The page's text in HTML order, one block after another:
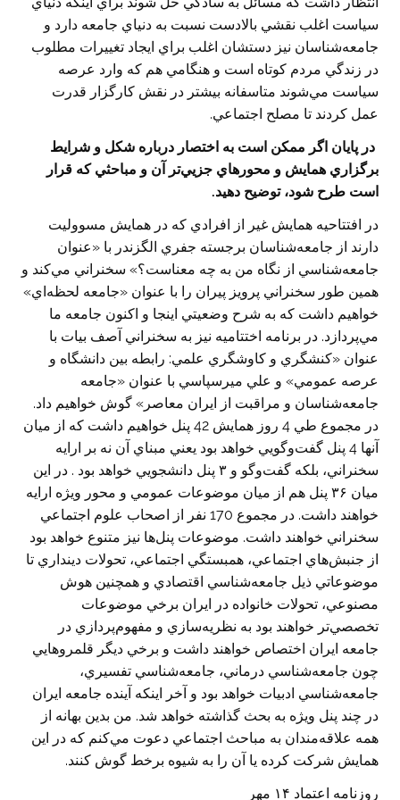
سياست اغلب نقشي بالادست نسبت به دنياي جامعه دارد و
جامعه‌شناسان نيز دستشان اغلب براي ايجاد تغييرات مطلوب
در زندگي مردم كوتاه است و هنگامي هم كه وارد عرصه
سياست مي‌شوند متاسفانه بيشتر در نقش كارگزار قدرت
عمل كردند تا مصلح اجتماعي.
‌در پايان اگر ممكن است به اختصار درباره شكل و شرايط
برگزاري همايش و محورهاي جزيي‌تر آن و مباحثي كه قرار
است طرح شود، توضيح دهيد.
در افتتاحيه همايش غير از افرادي كه در همايش مسووليت
دارند از جامعه‌شناسان برجسته جفري الگزندر با «عنوان
جامعه‌شناسي از نگاه من به چه معناست؟» سخنراني مي‌كند و
همين طور سخنراني پرويز پيران را با عنوان «جامعه لحظه‌اي»
خواهيم داشت كه به شرح وضعيتي اينجا و اكنون جامعه ما
مي‌پردازد. در برنامه اختتاميه نيز به سخنراني آصف بيات با
عنوان «كنشگري و كاوشگري علمي: رابطه بين دانشگاه و
عرصه عمومي» و علي ميرسپاسي با عنوان «جامعه
جامعه‌شناسان و مراقبت از ايران معاصر» گوش خواهيم داد.
در مجموع طي 4 روز همايش 42 پنل خواهيم داشت كه از ميان
آنها 4 پنل گفت‌وگويي خواهد بود يعني مبناي آن نه بر ارايه
سخنراني، بلكه گفت‌وگو و ۳ پنل دانشجويي خواهد بود . در اين
ميان ۳۶ پنل هم از ميان موضوعات عمومي و محور ويژه ارايه
خواهند داشت. در مجموع 170 نفر از اصحاب علوم اجتماعي
سخنراني خواهند داشت. موضوعات پنل‌ها نيز متنوع خواهد بود
از جنبش‌هاي اجتماعي، همبستگي اجتماعي، تحولات دينداري تا
موضوعاتي ذيل جامعه‌شناسي اقتصادي و همچنين هوش
مصنوعي، تحولات خانواده در ايران برخي موضوعات
تخصصي‌تر خواهند بود به نظريه‌سازي و مفهوم‌پردازي در
جامعه ايران اختصاص خواهند داشت و برخي ديگر قلمروهايي
چون جامعه‌شناسي درماني، جامعه‌شناسي تفسيري،
جامعه‌شناسي ادبيات خواهد بود و آخر اينكه آينده جامعه ايران
در چند پنل ويژه به بحث گذاشته خواهد شد. من بدين بهانه از
همه علاقه‌مندان به مباحث اجتماعي دعوت مي‌كنم كه در اين
همايش شركت كرده يا آن را به شيوه برخط گوش كنند.
روزنامه اعتماد ۱۴ مهر